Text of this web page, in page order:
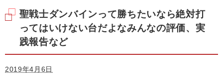
聖戦士ダンバインって勝ちたいなら絶対打
ってはいけない台だよなみんなの評価、実
践報告など
2019年4月6日